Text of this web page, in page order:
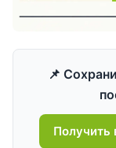
📌
Получить